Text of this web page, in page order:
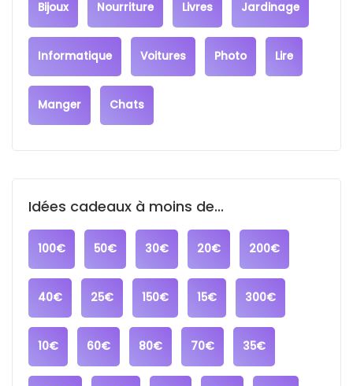
Bijoux Nourriture Livres Jardinage
Informatique Voitures Photo Lire
Manger Chats
Idées cadeaux à moins de...
100€ 50€ 30€ 20€ 200€
40€ 25€ 150€ 15€ 300€
10€ 60€ 80€ 70€ 35€